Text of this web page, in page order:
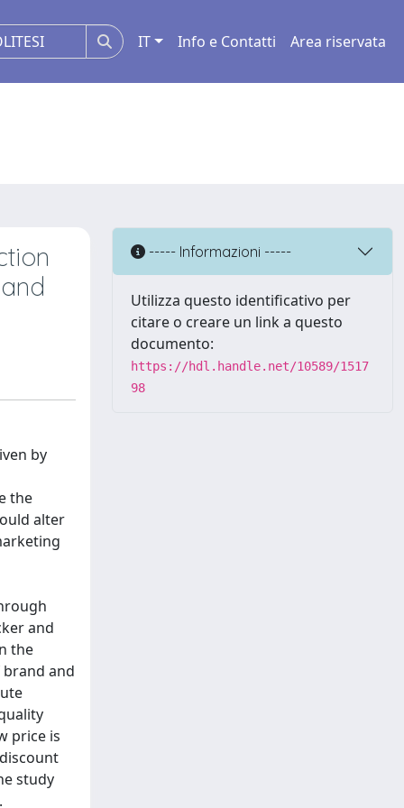
IT Info e Contatti Area riservata
by
the
alter
and
the
and
price is
study
----- Informazioni -----
Utilizza questo identificativo per
citare o creare un link a questo
documento:
https://hdl.handle.net/10589/1517
98